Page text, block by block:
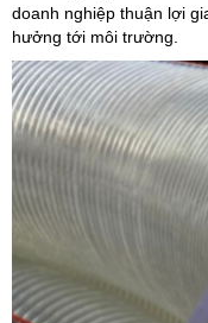
doanh nghiệp thuận lợi
hưởng tới môi trường.